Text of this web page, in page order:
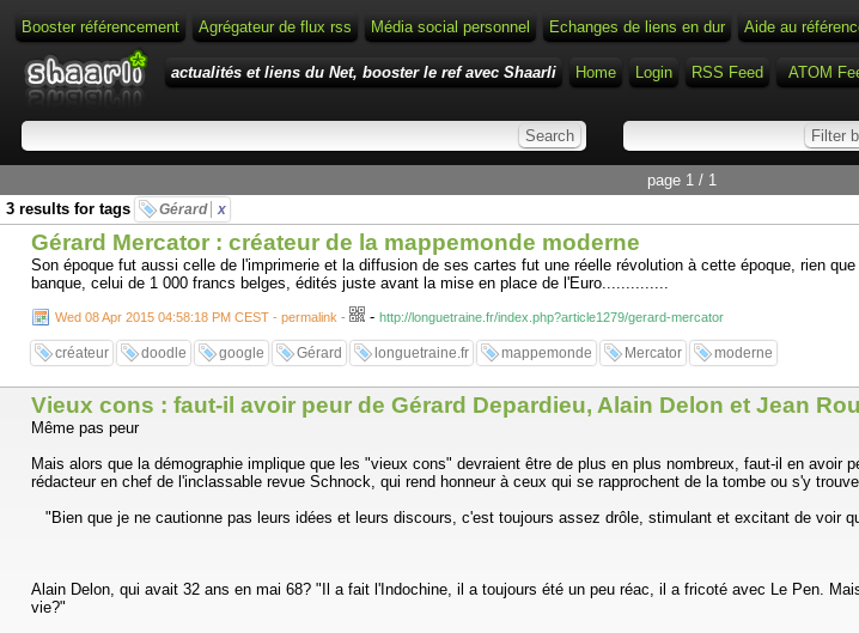
Booster référencement Agrégateur de flux rss Média social personnel Echanges de liens en dur Aide au
actualités et liens du Net, booster le ref avec Shaarli Home Login RSS Feed ATOM
page 1 / 1
3 results for tags
Gérard x
Gérard Mercator : créateur de la mappemonde moderne
Son époque fut aussi celle de l'imprimerie et la diffusion de ses cartes fut une réelle révolution à cette époque, rien
banque, celui de 1 000 francs belges, édités juste avant la mise en place de l'Euro..............
Wed 08 Apr 2015 04:58:18 PM CEST - permalink - - http://longuetraine.fr/index.php?article1279/gerard-mercator
créateur doodle google Gérard longuetraine.fr mappemonde Mercator moderne
Vieux cons : faut-il avoir peur de Gérard Depardieu, Alain Delon et Jean
Même pas peur
Mais alors que la démographie implique que les "vieux cons" devraient être de plus en plus nombreux, faut-il en
rédacteur en chef de l'inclassable revue Schnock, qui rend honneur à ceux qui se rapprochent de la tombe ou s'y
"Bien que je ne cautionne pas leurs idées et leurs discours, c'est toujours assez drôle, stimulant et excitant de voir
Alain Delon, qui avait 32 ans en mai 68? "Il a fait l'Indochine, il a toujours été un peu réac, il a fricoté avec Le Pen.
vie?"